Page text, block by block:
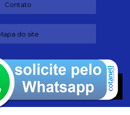
Contato
do site
proteção de direitos autorais. Copyright
Dançando (Lei 9610 de 19/02/1998)